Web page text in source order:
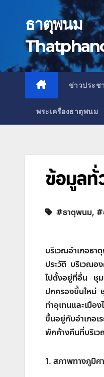
contentธาตุพนม
ข่าวประช
พระเครื่องธาตุพนม
ข้อมูลทั่
#ธาตุพนม, #
บริเวณอำเภอธ
ประวัติ บริเวณอ
ไปตั้งอยู่ที่อื่น ชุม
ปกครองขึ้นใหม่
ท่าอุเทนและเมื
ขึ้นอยู่กับอำเภอเ
พักค้างคืนที่บริเ
1. สภาพทางภูมิศ